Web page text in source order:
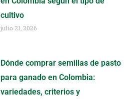
cultivo
julio 21, 2026
Dónde comprar semillas de pasto
para ganado en Colombia:
variedades, criterios y